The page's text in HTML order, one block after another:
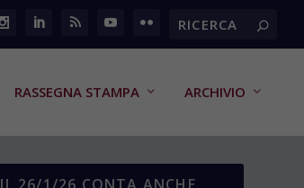
RASSEGNA STAMPA ARCHIVIO